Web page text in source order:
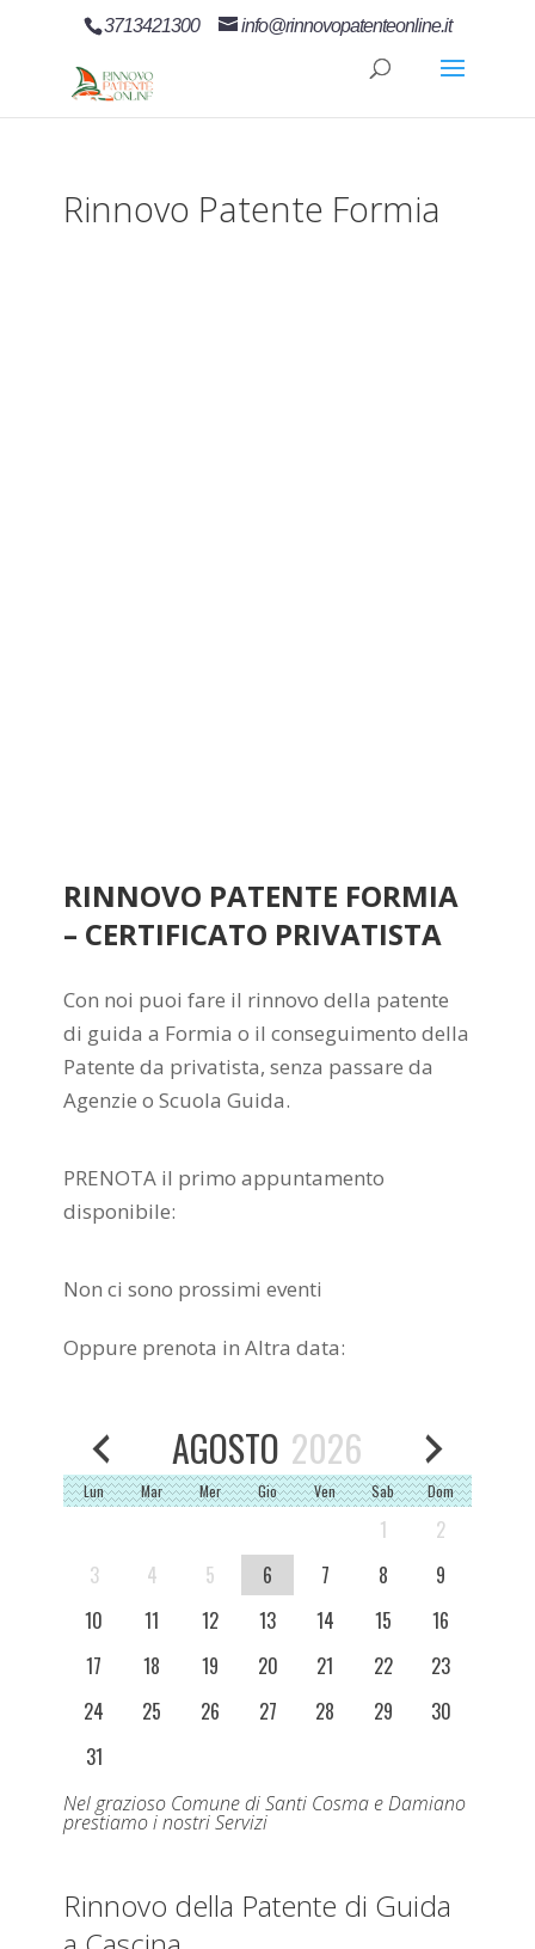
3713421300 info@rinnovopatenteonline.it
Rinnovo Patente Formia
RINNOVO PATENTE FORMIA
– CERTIFICATO PRIVATISTA
Con noi puoi fare il rinnovo della patente
di guida a Formia o il conseguimento della
Patente da privatista, senza passare da
Agenzie o Scuola Guida.
PRENOTA il primo appuntamento
disponibile:
Non ci sono prossimi eventi
Oppure prenota in Altra data:
AGOSTO 2026
Lun Mar Mer Gio Ven Sab Dom
1
2
3
4 5 6 7 8
9
10
11 12 13 14 15
16
17
18 19 20 21 22
23
24
25 26 27 28 29
30
31
Nel grazioso Comune di Santi Cosma e Damiano
prestiamo i nostri Servizi
Rinnovo della Patente di Guida